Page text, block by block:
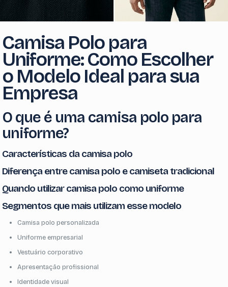
Camisa Polo para
Uniforme: Como Escolher
o Modelo Ideal para sua
Empresa
O que é uma camisa polo para
uniforme?
Características da camisa polo
Diferença entre camisa polo e camiseta tradicional
Quando utilizar camisa polo como uniforme
Segmentos que mais utilizam esse modelo
Camisa polo personalizada
Uniforme empresarial
Vestuário corporativo
Apresentação profissional
Identidade visual